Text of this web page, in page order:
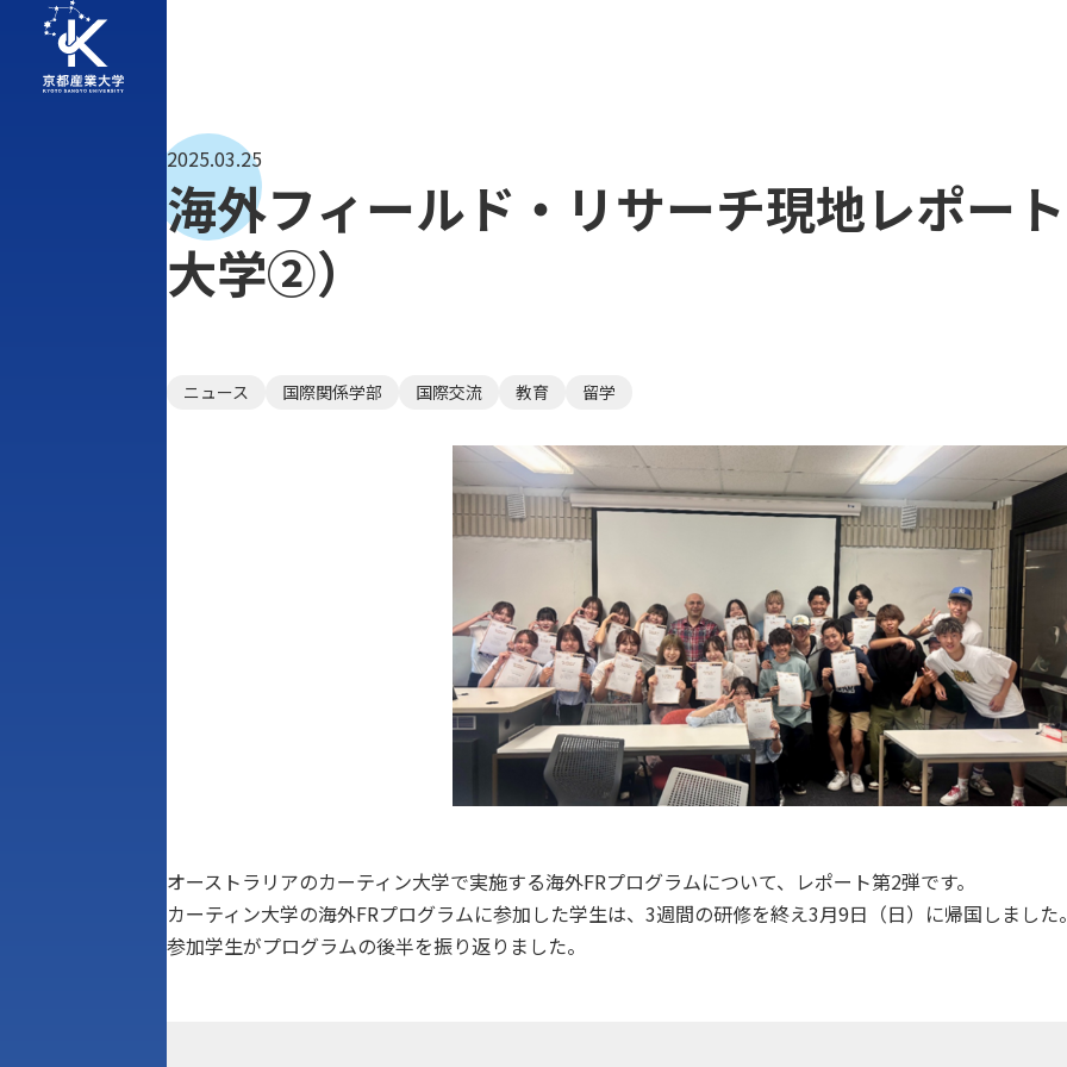
2025.03.25
海外フィールド・リサーチ現地レポー
大学②）
ニュース 国際関係学部 国際交流 教育 留学
オーストラリアのカーティン大学で実施する海外FRプログラムについて、レポート第2弾です。
カーティン大学の海外FRプログラムに参加した学生は、3週間の研修を終え3月9日（日）に帰国しました
参加学生がプログラムの後半を振り返りました。